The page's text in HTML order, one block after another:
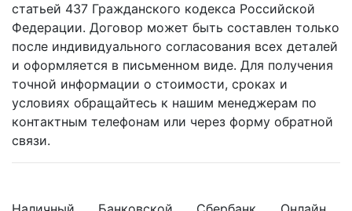
статьей 437 Гражданского кодекса Российской
Федерации. Договор может быть составлен только
после индивидуального согласования всех деталей
и оформляется в письменном виде. Для получения
точной информации о стоимости, сроках и
условиях обращайтесь к нашим менеджерам по
контактным телефонам или через форму обратной
связи.